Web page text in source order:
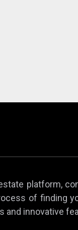
platform,
of finding
innovative